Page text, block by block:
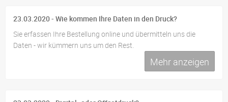
23.03.2020 - Wie kommen Ihre Daten in den Druck?
Sie erfassen Ihre Bestellung online und übermitteln uns die
Daten - wir kümmern uns um den Rest.
Mehr anzeigen